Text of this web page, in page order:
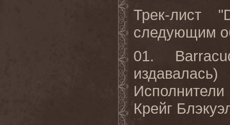
Трек-лист "
следующим
01.
издавалась)
Крейг